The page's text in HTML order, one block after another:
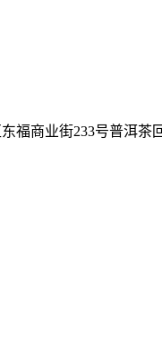
福商业街233号普洱茶